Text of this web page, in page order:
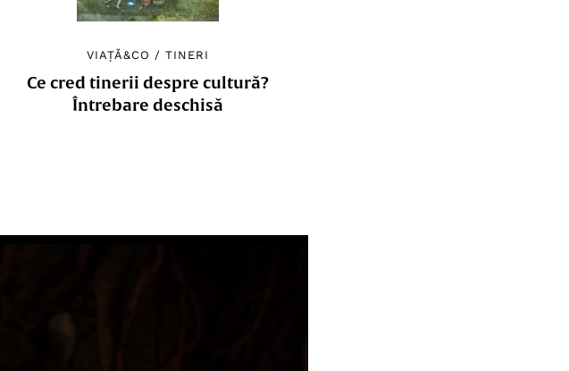
VIAȚĂ&CO /TINERI
Ce cred tinerii despre cultură?
Întrebare deschisă